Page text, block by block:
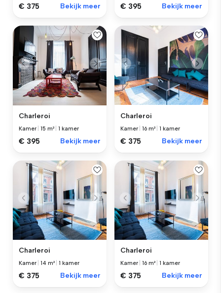
€ 375 Bekijk meer € 395 Bekijk meer
Charleroi
Kamer |15 m² |1 kamer
€ 395 Bekijk meer
Charleroi
Kamer |16 m² |1 kamer
€ 375 Bekijk meer
Charleroi
Kamer |14 m² |1 kamer
€ 375 Bekijk meer
Charleroi
Kamer |16 m² |1 kamer
€ 375 Bekijk meer